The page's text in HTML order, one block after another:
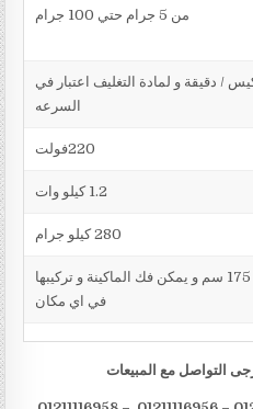
من 5 جرام حتي 100 جرام
33كيس / دقيقة و لمادة التغليف اعتبار في
السرعه
1.2 كيلو وات
70× 97× 175 سم و يمكن فك الماكينة و تركيبها
في اي مكان
التواصل مع المبيعات